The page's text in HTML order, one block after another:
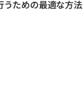
ための最適な方法